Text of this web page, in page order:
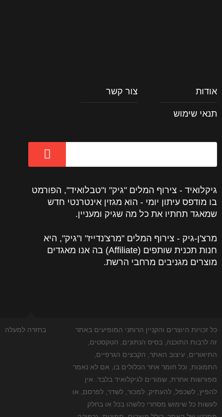
אודות צור קשר
תנאי שימוש
גיקלואיד - צירוף המלים "גיק" ו"טבלואיד", הפורמט
בו מודפס עיתון יומי - הוא מגזין אינטרנטי חדש
שמאגד תחתיו את כל מה שגיק ומעניין.
מרצ'ן-גיק - צירוף המלים "מרצ'נדייז" ו"גיק", היא
חנות תכנית שותפים (Affiliate) בה אנו מאגדים
מוצרים מגניבים מרחבי הרשת.
בחזרה למעלה
כל זכויות היוצרים והקניין הרוחני המופיעים באתר
זה לרבות התוכנה, בסיס הנתונים, הטקסטים,
התיאורים, עיצוב האתר, הקבצים הגרפיים,
התמונות, וכל חומר אחר הכלולים בו, אם לא נאמר
מפורשות אחרת, שמורים לגיקלואיד בלבד. אין
להפיץ, לשכפל, להעתיק, למכור, לשדר, לפרסם, או
לעשות כל שימוש מסחרי כלשהו בכל או בחלק